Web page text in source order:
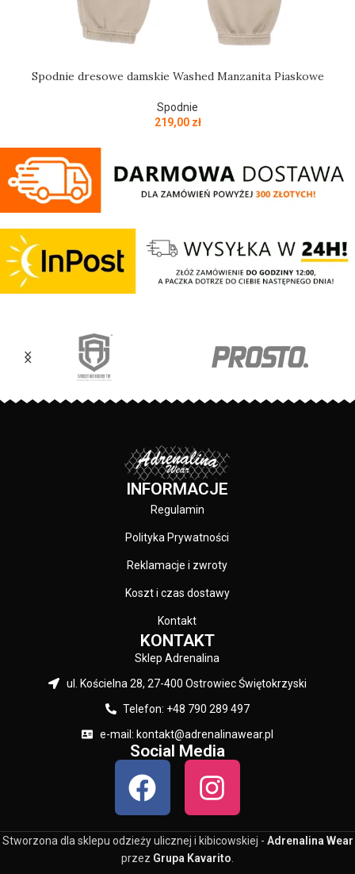
Spodnie dresowe damskie Washed Manzanita Piaskowe
Spodnie
219,00 zł
INFORMACJE
Regulamin
Polityka Prywatności
Reklamacje i zwroty
Koszt i czas dostawy
Kontakt
KONTAKT
Sklep Adrenalina
ul. Kościelna 28, 27-400 Ostrowiec Świętokrzyski
Telefon: +48 790 289 497
e-mail: kontakt@adrenalinawear.pl
Social Media
Stworzona dla sklepu odzieży ulicznej i kibicowskiej - Adrenalina Wear
przez Grupa Kavarito.